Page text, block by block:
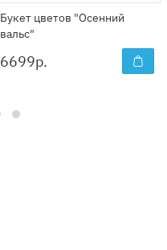
Букет цветов "Осенний
вальс"
6699р.